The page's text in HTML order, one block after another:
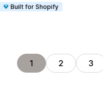
Built for Shopify
1 2 3